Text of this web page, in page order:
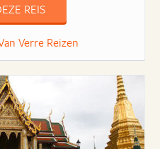
REIS
Verre Reizen